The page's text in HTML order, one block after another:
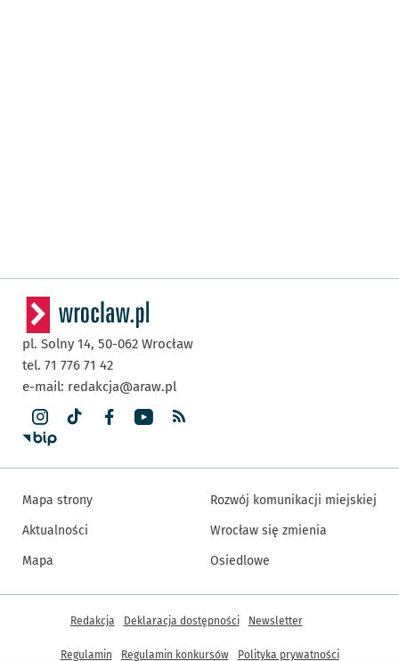
pl. Solny 14, 50-062 Wrocław
tel. 71 776 71 42
e-mail: redakcja@araw.pl
Mapa strony
Aktualności
Mapa
Rozwój komunikacji miejskiej
Wrocław się zmienia
Osiedlowe
Inne informacje
Redakcja Deklaracja dostępności Newsletter
Regulamin Regulamin konkursów Polityka prywatności